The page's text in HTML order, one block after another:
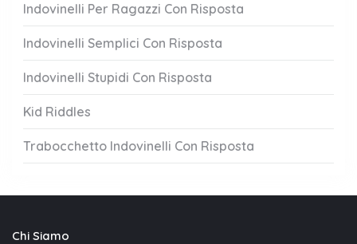
Indovinelli Per Ragazzi Con Risposta
Indovinelli Semplici Con Risposta
Indovinelli Stupidi Con Risposta
Kid Riddles
Trabocchetto Indovinelli Con Risposta
Chi Siamo